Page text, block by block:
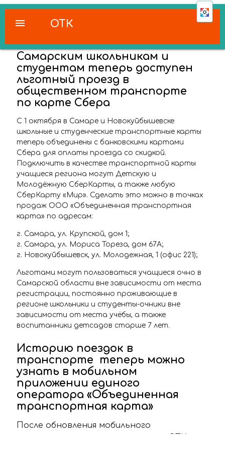
ОТК
menu
Самарским школьникам и
студентам теперь доступен
льготный проезд в
общественном транспорте
по карте Сбера
С 1 октября в Самаре и Новокуйбышевске
школьные и студенческие транспортные карты
теперь объединены с банковскими картами
Сбера для оплаты проезда со скидкой.
Подключить в качестве транспортной карты
учащиеся региона могут Детскую и
Молодёжную СберКарты, а также любую
СберКарту «Мир». Сделать это можно в точках
продаж ООО «Объединенная транспортная
карта» по адресам:
г. Самара, ул. Крупской, дом 1;
г. Самара, ул. Мориса Тореза, дом 67А;
г. Новокуйбышевск, ул. Молодежная, 1 (офис 221);
Льготами могут пользоваться учащиеся очно в
Самарской области вне зависимости от места
регистрации, постоянно проживающие в
регионе школьники и студенты-очники вне
зависимости от места учёбы, а также
воспитанники детсадов старше 7 лет.
Историю поездок в
транспорте теперь можно
узнать в мобильном
приложении единого
оператора «Объединенная
транспортная карта»
После обновления мобильного